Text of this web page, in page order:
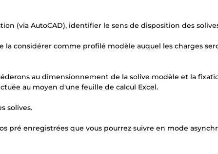
(via AutoCAD), identifier le sens de disposition des
la considérer comme profilé modèle auquel les charges
au dimensionnement de la solive modèle et la
au moyen d'une feuille de calcul Excel.
solives.
pré enregistrées que vous pourrez suivre en mode